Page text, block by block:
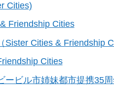
Cities)
Friendship Cities
Cities & Friendship
Cities
ービル市姉妹都市提携35